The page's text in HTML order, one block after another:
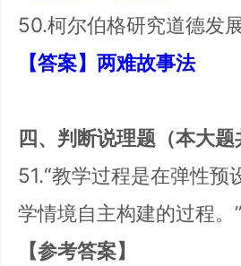
50.柯尔伯格研究道德发
【答案】两难故事法
四、判断说理题（本大
51.“教学过程是在弹性
学情境自主构建的过程
【参考答案】